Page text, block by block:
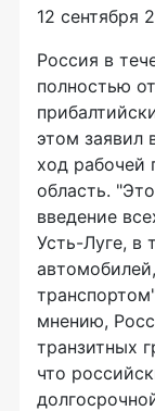
12 сентября
Россия в
полностью
этом заявил
ход рабочей
область.
введение
Усть-Луге, в
мнению,
транзитных
что